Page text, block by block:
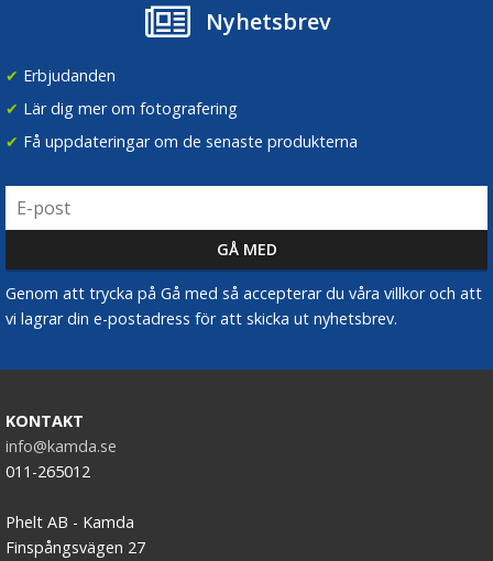
Nyhetsbrev
✔ Erbjudanden
✔ Lär dig mer om fotografering
✔ Få uppdateringar om de senaste produkterna
Genom att trycka på Gå med så accepterar du våra villkor och att
vi lagrar din e-postadress för att skicka ut nyhetsbrev.
KONTAKT
info@kamda.se
011-265012
Phelt AB - Kamda
Finspångsvägen 27